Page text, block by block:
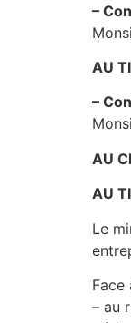
–
AU
–
AU
AU
Le
Face
– au